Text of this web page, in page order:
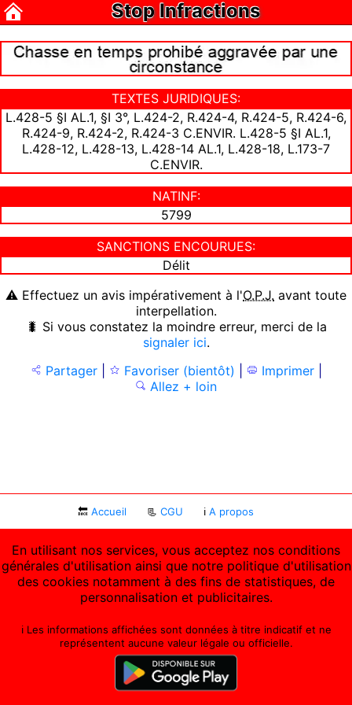
Stop Infractions
TEXTES JURIDIQUES:
L.428-5 §I AL.1, §I 3°, L.424-2, R.424-4, R.424-5, R.424-6,
R.424-9, R.424-2, R.424-3 C.ENVIR. L.428-5 §I AL.1,
L.428-12, L.428-13, L.428-14 AL.1, L.428-18, L.173-7
C.ENVIR.
NATINF:
5799
SANCTIONS ENCOURUES:
Délit
⚠ Effectuez un avis impérativement à l'O.P.J. avant toute
interpellation.
🐛 Si vous constatez la moindre erreur, merci de la
signaler ici.
Partager| Favoriser (bientôt) Imprimer|
Allez + loin
🔙 Accueil 📃 CGU ℹ A propos
En utilisant nos services, vous acceptez nos conditions
générales d'utilisation ainsi que notre politique d'utilisation
des cookies notamment à des fins de statistiques, de
personnalisation et publicitaires.
ℹ️ Les informations affichées sont données à titre indicatif et ne
représentent aucune valeur légale ou officielle.